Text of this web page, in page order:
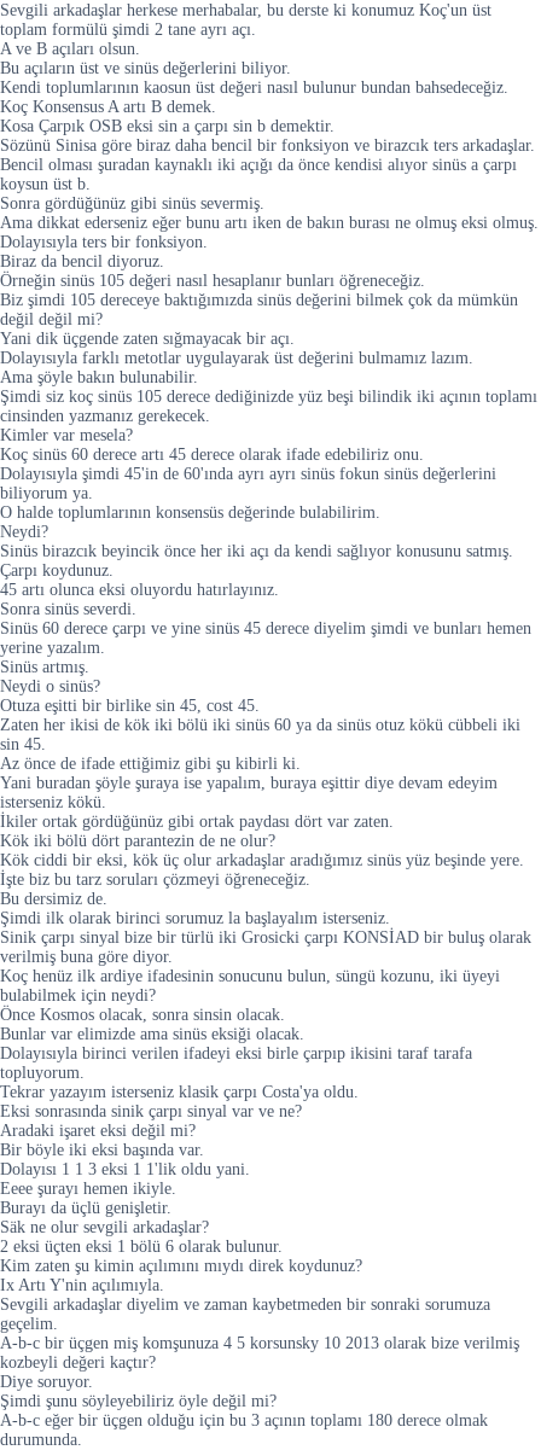
Sevgili arkadaşlar herkese merhabalar, bu derste ki konumuz Koç'un üst
toplam formülü şimdi 2 tane ayrı açı.
A ve B açıları olsun.
Bu açıların üst ve sinüs değerlerini biliyor.
Kendi toplumlarının kaosun üst değeri nasıl bulunur bundan bahsedeceğiz.
Koç Konsensus A artı B demek.
Kosa Çarpık OSB eksi sin a çarpı sin b demektir.
Sözünü Sinisa göre biraz daha bencil bir fonksiyon ve birazcık ters arkadaşlar.
Bencil olması şuradan kaynaklı iki açığı da önce kendisi alıyor sinüs a çarpı
koysun üst b.
Sonra gördüğünüz gibi sinüs severmiş.
Ama dikkat ederseniz eğer bunu artı iken de bakın burası ne olmuş eksi olmuş.
Dolayısıyla ters bir fonksiyon.
Biraz da bencil diyoruz.
Örneğin sinüs 105 değeri nasıl hesaplanır bunları öğreneceğiz.
Biz şimdi 105 dereceye baktığımızda sinüs değerini bilmek çok da mümkün
değil değil mi?
Yani dik üçgende zaten sığmayacak bir açı.
Dolayısıyla farklı metotlar uygulayarak üst değerini bulmamız lazım.
Ama şöyle bakın bulunabilir.
Şimdi siz koç sinüs 105 derece dediğinizde yüz beşi bilindik iki açının toplamı
cinsinden yazmanız gerekecek.
Kimler var mesela?
Koç sinüs 60 derece artı 45 derece olarak ifade edebiliriz onu.
Dolayısıyla şimdi 45'in de 60'ında ayrı ayrı sinüs fokun sinüs değerlerini
biliyorum ya.
O halde toplumlarının konsensüs değerinde bulabilirim.
Neydi?
Sinüs birazcık beyincik önce her iki açı da kendi sağlıyor konusunu satmış.
Çarpı koydunuz.
45 artı olunca eksi oluyordu hatırlayınız.
Sonra sinüs severdi.
Sinüs 60 derece çarpı ve yine sinüs 45 derece diyelim şimdi ve bunları hemen
yerine yazalım.
Sinüs artmış.
Neydi o sinüs?
Otuza eşitti bir birlike sin 45, cost 45.
Zaten her ikisi de kök iki bölü iki sinüs 60 ya da sinüs otuz kökü cübbeli iki
sin 45.
Az önce de ifade ettiğimiz gibi şu kibirli ki.
Yani buradan şöyle şuraya ise yapalım, buraya eşittir diye devam edeyim
isterseniz kökü.
İkiler ortak gördüğünüz gibi ortak paydası dört var zaten.
Kök iki bölü dört parantezin de ne olur?
Kök ciddi bir eksi, kök üç olur arkadaşlar aradığımız sinüs yüz beşinde yere.
İşte biz bu tarz soruları çözmeyi öğreneceğiz.
Bu dersimiz de.
Şimdi ilk olarak birinci sorumuz la başlayalım isterseniz.
Sinik çarpı sinyal bize bir türlü iki Grosicki çarpı KONSİAD bir buluş olarak
verilmiş buna göre diyor.
Koç henüz ilk ardiye ifadesinin sonucunu bulun, süngü kozunu, iki üyeyi
bulabilmek için neydi?
Önce Kosmos olacak, sonra sinsin olacak.
Bunlar var elimizde ama sinüs eksiği olacak.
Dolayısıyla birinci verilen ifadeyi eksi birle çarpıp ikisini taraf tarafa
topluyorum.
Tekrar yazayım isterseniz klasik çarpı Costa'ya oldu.
Eksi sonrasında sinik çarpı sinyal var ve ne?
Aradaki işaret eksi değil mi?
Bir böyle iki eksi başında var.
Dolayısı 1 1 3 eksi 1 1'lik oldu yani.
Eeee şurayı hemen ikiyle.
Burayı da üçlü genişletir.
Säk ne olur sevgili arkadaşlar?
2 eksi üçten eksi 1 bölü 6 olarak bulunur.
Kim zaten şu kimin açılımını mıydı direk koydunuz?
Ix Artı Y'nin açılımıyla.
Sevgili arkadaşlar diyelim ve zaman kaybetmeden bir sonraki sorumuza
geçelim.
A-b-c bir üçgen miş komşunuza 4 5 korsunsky 10 2013 olarak bize verilmiş
kozbeyli değeri kaçtır?
Diye soruyor.
Şimdi şunu söyleyebiliriz öyle değil mi?
A-b-c eğer bir üçgen olduğu için bu 3 açının toplamı 180 derece olmak
durumunda.